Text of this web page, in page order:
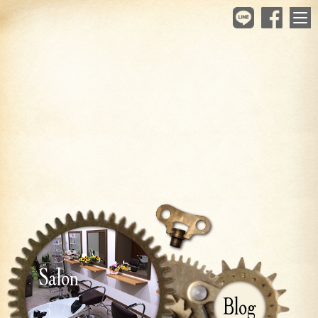
Salon
Blog